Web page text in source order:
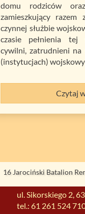
domu rodziców
zamieszkujący
czynnej służbie
czasie pełnienia tej
cywilni, zatrudnieni na
(instytucjach)
Czytaj
16 Jarociński Batalion
ul. Sikorskiego 2,
tel.: 61 261 524